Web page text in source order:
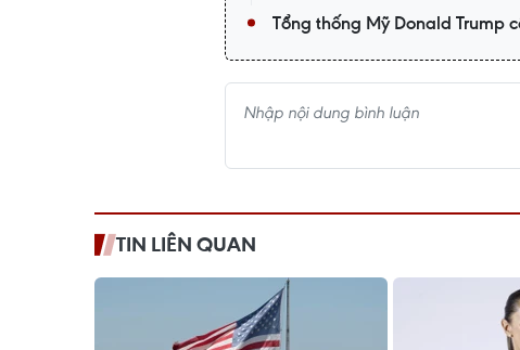
Tổng thống Mỹ Donald Trump
TIN LIÊN QUAN